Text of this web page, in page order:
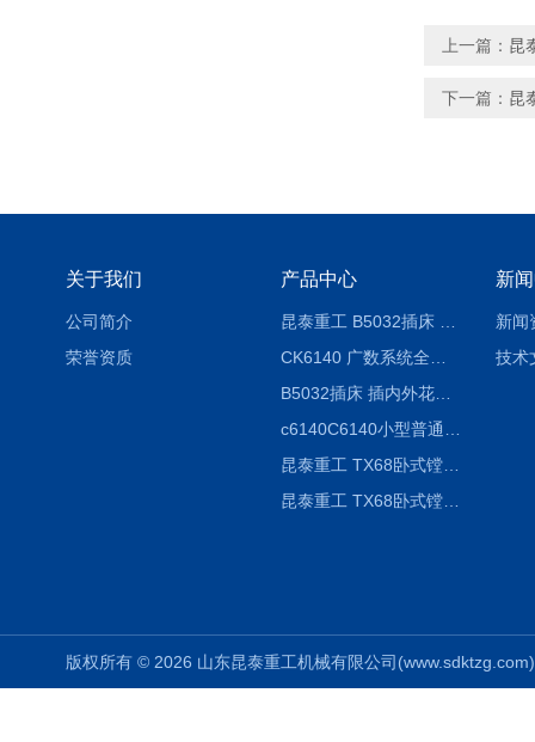
上一篇： 昆
下一篇： 昆
关于我们
公司简介
荣誉资质
产品中心
B5032插床 插内外花键槽 B5020液压立式插床
昆泰重工 TX68卧式镗床 镗孔机 镗缸机
昆泰重工 TX68卧式镗床 镗孔机 镗缸机 单柱
新
新闻
技术
版权所有 © 2026 山东昆泰重工机械有限公司